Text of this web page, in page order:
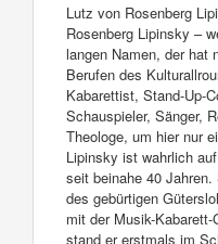
Lutz von Rosenberg
Rosenberg Lipinsky –
langen Namen, der hat
Berufen des
Kabarettist, Stand-Up-
Schauspieler, Sänger,
Theologe, um hier nur
Lipinsky ist wahrlich
seit beinahe 40
des gebürtigen
mit der Musik-Kabarett-
stand er erstmals im